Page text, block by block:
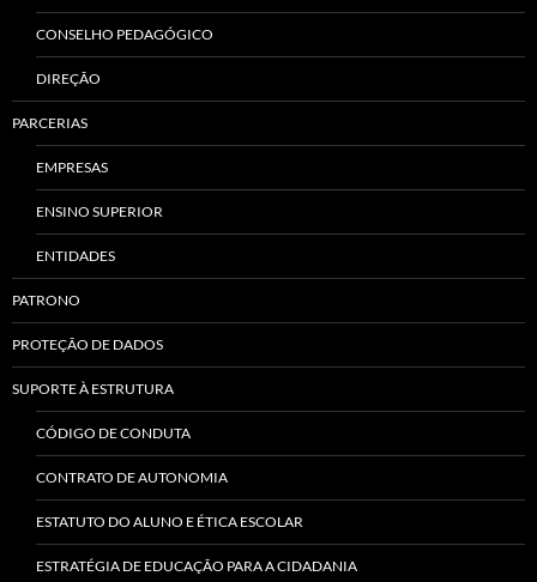
CONSELHO PEDAGÓGICO
DIREÇÃO
PARCERIAS
EMPRESAS
ENSINO SUPERIOR
ENTIDADES
PATRONO
PROTEÇÃO DE DADOS
SUPORTE À ESTRUTURA
CÓDIGO DE CONDUTA
CONTRATO DE AUTONOMIA
ESTATUTO DO ALUNO E ÉTICA ESCOLAR
ESTRATÉGIA DE EDUCAÇÃO PARA A CIDADANIA